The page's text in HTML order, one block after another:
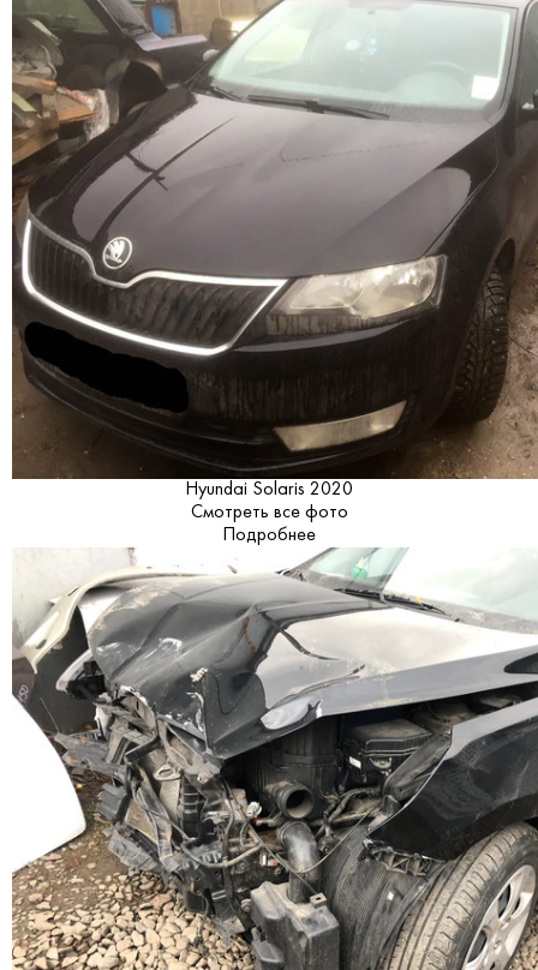
Hyundai Solaris 2020
Смотреть все фото
Подробнее